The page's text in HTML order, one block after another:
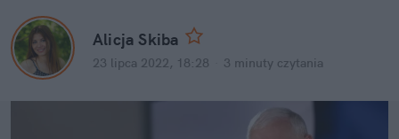
Alicja Skiba
23 lipca 2022, 18:28 3 minuty czytania